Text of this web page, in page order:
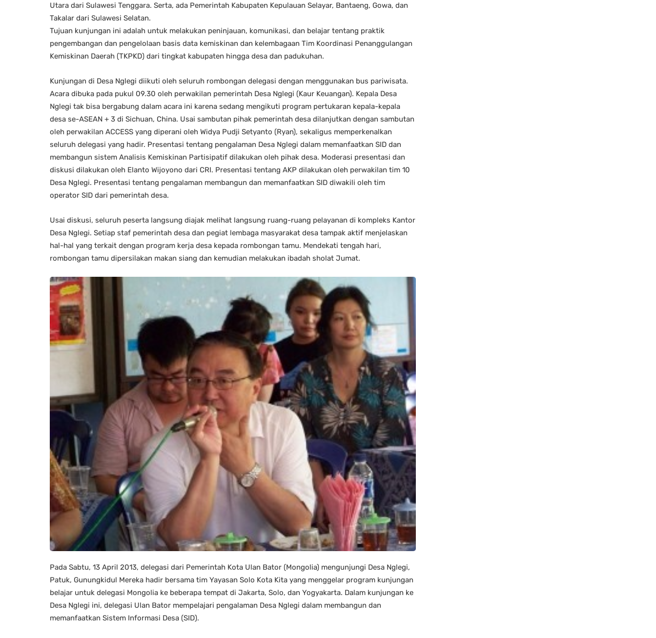
Utara dari Sulawesi Tenggara. Serta, ada Pemerintah Kabupaten Kepulauan Selayar, Bantaeng, Gowa, dan
Takalar dari Sulawesi Selatan.
Tujuan kunjungan ini adalah untuk melakukan peninjauan, komunikasi, dan belajar tentang praktik
pengembangan dan pengelolaan basis data kemiskinan dan kelembagaan Tim Koordinasi Penanggulangan
Kemiskinan Daerah (TKPKD) dari tingkat kabupaten hingga desa dan padukuhan.
Kunjungan di Desa Nglegi diikuti oleh seluruh rombongan delegasi dengan menggunakan bus pariwisata.
Acara dibuka pada pukul 09.30 oleh perwakilan pemerintah Desa Nglegi (Kaur Keuangan). Kepala Desa
Nglegi tak bisa bergabung dalam acara ini karena sedang mengikuti program pertukaran kepala-kepala
desa se-ASEAN + 3 di Sichuan, China. Usai sambutan pihak pemerintah desa dilanjutkan dengan sambutan
oleh perwakilan ACCESS yang diperani oleh Widya Pudji Setyanto (Ryan), sekaligus memperkenalkan
seluruh delegasi yang hadir. Presentasi tentang pengalaman Desa Nglegi dalam memanfaatkan SID dan
membangun sistem Analisis Kemiskinan Partisipatif dilakukan oleh pihak desa. Moderasi presentasi dan
diskusi dilakukan oleh Elanto Wijoyono dari CRI. Presentasi tentang AKP dilakukan oleh perwakilan tim 10
Desa Nglegi. Presentasi tentang pengalaman membangun dan memanfaatkan SID diwakili oleh tim
operator SID dari pemerintah desa.
Usai diskusi, seluruh peserta langsung diajak melihat langsung ruang-ruang pelayanan di kompleks Kantor
Desa Nglegi. Setiap staf pemerintah desa dan pegiat lembaga masyarakat desa tampak aktif menjelaskan
hal-hal yang terkait dengan program kerja desa kepada rombongan tamu. Mendekati tengah hari,
rombongan tamu dipersilakan makan siang dan kemudian melakukan ibadah sholat Jumat.
Pada Sabtu, 13 April 2013, delegasi dari Pemerintah Kota Ulan Bator (Mongolia) mengunjungi Desa Nglegi,
Patuk, Gunungkidul Mereka hadir bersama tim Yayasan Solo Kota Kita yang menggelar program kunjungan
belajar untuk delegasi Mongolia ke beberapa tempat di Jakarta, Solo, dan Yogyakarta. Dalam kunjungan ke
Desa Nglegi ini, delegasi Ulan Bator mempelajari pengalaman Desa Nglegi dalam membangun dan
memanfaatkan Sistem Informasi Desa (SID).